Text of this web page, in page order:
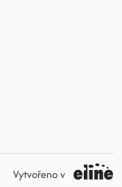
Vytvořeno v